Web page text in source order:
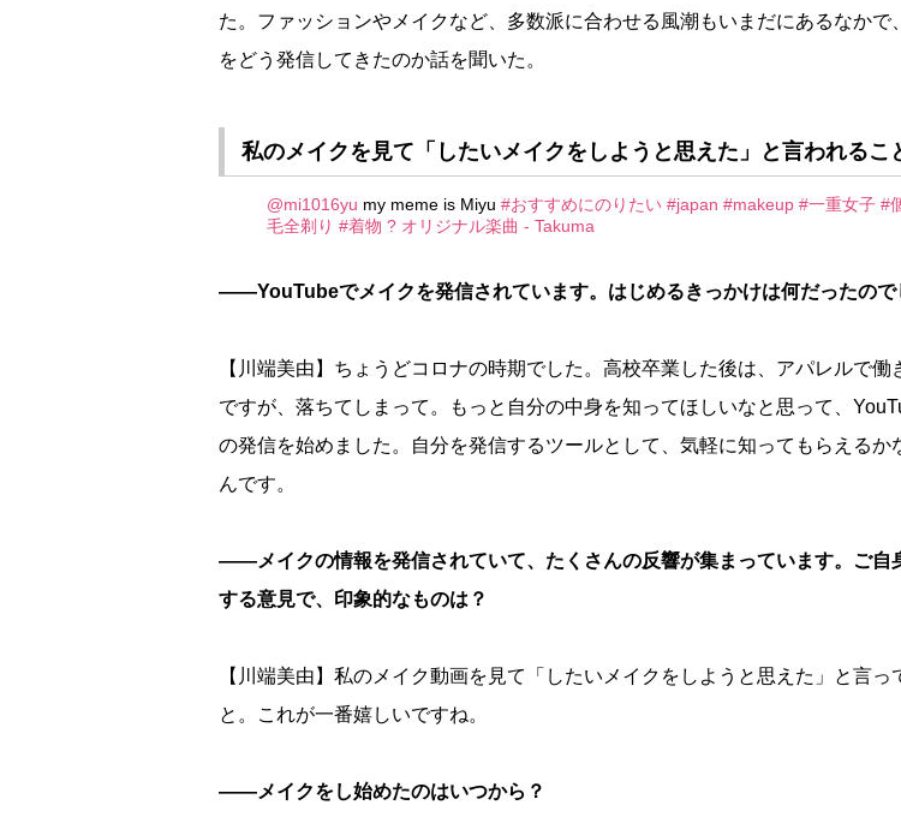
た。ファッションやメイクなど、多数派に合わせる風潮もいまだにあるなかで
をどう発信してきたのか話を聞いた。
私のメイクを見て「したいメイクをしようと思えた」と言われるこ
@mi1016yu my meme is Miyu #おすすめにのりたい #japan #makeup #一重女子 #
毛全剃り #着物 ? オリジナル楽曲 - Takuma
――YouTubeでメイクを発信されています。はじめるきっかけは何だったので
【川端美由】ちょうどコロナの時期でした。高校卒業した後は、アパレルで働
ですが、落ちてしまって。もっと自分の中身を知ってほしいなと思って、
の発信を始めました。自分を発信するツールとして、気軽に知ってもらえるか
んです。
――メイクの情報を発信されていて、たくさんの反響が集まっています。ご自
する意見で、印象的なものは？
【川端美由】私のメイク動画を見て「したいメイクをしようと思えた」と言っ
と。これが一番嬉しいですね。
――メイクをし始めたのはいつから？